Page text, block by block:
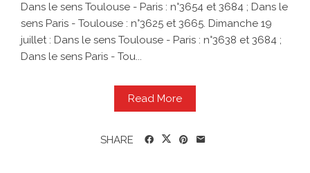
Dans le sens Toulouse - Paris : n°3654 et 3684 ; Dans le
sens Paris - Toulouse : n°3625 et 3665. Dimanche 19
juillet : Dans le sens Toulouse - Paris : n°3638 et 3684 ;
Dans le sens Paris - Tou...
Read More
SHARE